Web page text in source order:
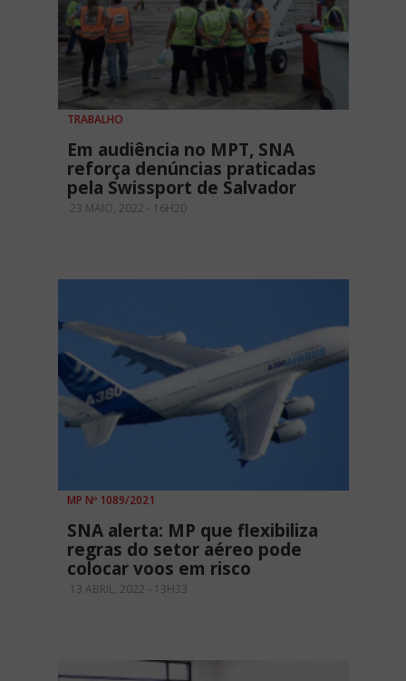
TRABALHO
Em audiência no MPT, SNA
reforça denúncias praticadas
pela Swissport de Salvador
23 MAIO, 2022 - 16H20
MP Nº 1089/2021
SNA alerta: MP que flexibiliza
regras do setor aéreo pode
colocar voos em risco
13 ABRIL, 2022 - 13H33